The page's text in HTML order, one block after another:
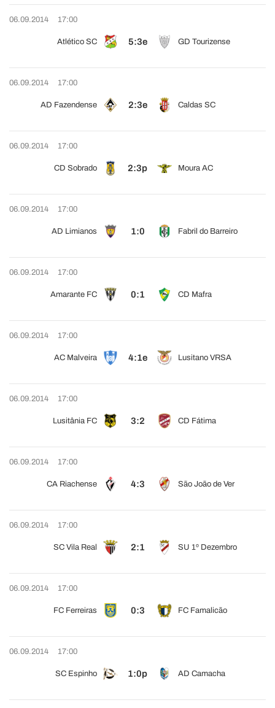
06.09.2014 17:00
Atlético SC 5:3e GD Tourizense
06.09.2014 17:00
AD Fazendense 2:3e Caldas SC
06.09.2014 17:00
CD Sobrado 2:3p Moura AC
06.09.2014 17:00
AD Limianos 1:0 Fabril do Barreiro
06.09.2014 17:00
Amarante FC 0:1 CD Mafra
06.09.2014 17:00
AC Malveira 4:1e Lusitano VRSA
06.09.2014 17:00
Lusitânia FC 3:2 CD Fátima
06.09.2014 17:00
CA Riachense 4:3 São João de Ver
06.09.2014 17:00
SC Vila Real 2:1 SU 1º Dezembro
06.09.2014 17:00
FC Ferreiras 0:3 FC Famalicão
06.09.2014 17:00
SC Espinho 1:0p AD Camacha